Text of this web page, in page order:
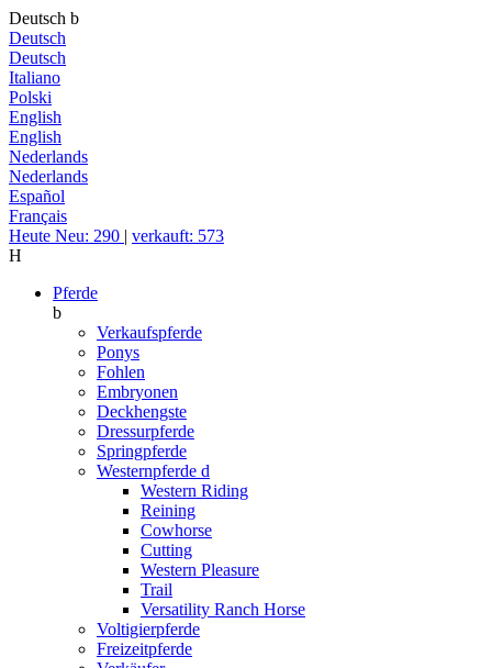
Deutsch b
Deutsch
Deutsch
Italiano
Polski
English
English
Nederlands
Nederlands
Español
Français
Heute Neu: 290 | verkauft: 573
H
Pferde
b
Verkaufspferde
Ponys
Fohlen
Embryonen
Deckhengste
Dressurpferde
Springpferde
Westernpferde d
Western Riding
Reining
Cowhorse
Cutting
Western Pleasure
Trail
Versatility Ranch Horse
Voltigierpferde
Freizeitpferde